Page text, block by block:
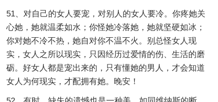
51、对自己的女人要宠，对别人的女人要冷。你疼她关
心她，她就温柔如水；你怪她冷落她，她就坚硬如冰；
你对她不冷不热，她自对你不温不火。别总怪女人现
实，女人之所以现实，只因经历过爱情的伤、生活的磨
砺。好女人都是宠出来的，只有懂她的男人，才会知道
女人为何现实，才配拥有她。晚安！